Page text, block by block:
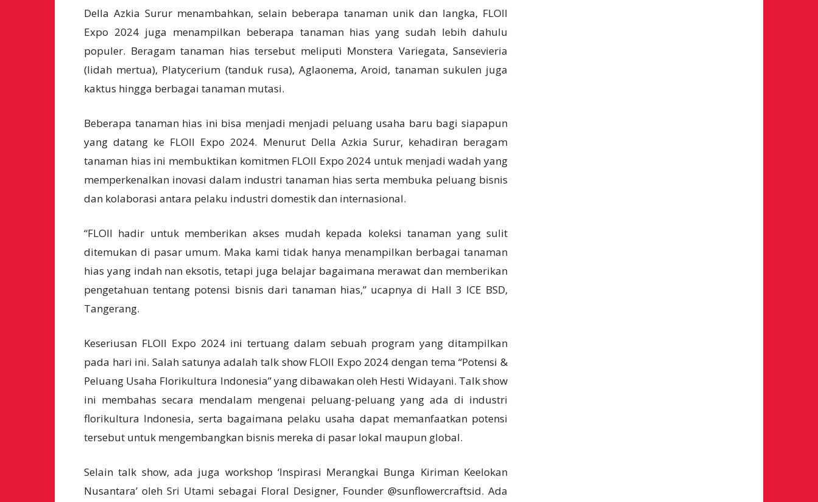
Della Azkia Surur menambahkan, selain beberapa tanaman unik dan langka, FLOII
Expo 2024 juga menampilkan beberapa tanaman hias yang sudah lebih dahulu
populer. Beragam tanaman hias tersebut meliputi Monstera Variegata, Sansevieria
(lidah mertua), Platycerium (tanduk rusa), Aglaonema, Aroid, tanaman sukulen juga
kaktus hingga berbagai tanaman mutasi.
Beberapa tanaman hias ini bisa menjadi menjadi peluang usaha baru bagi siapapun
yang datang ke FLOII Expo 2024. Menurut Della Azkia Surur, kehadiran beragam
tanaman hias ini membuktikan komitmen FLOII Expo 2024 untuk menjadi wadah yang
memperkenalkan inovasi dalam industri tanaman hias serta membuka peluang bisnis
dan kolaborasi antara pelaku industri domestik dan internasional.
“FLOII hadir untuk memberikan akses mudah kepada koleksi tanaman yang sulit
ditemukan di pasar umum. Maka kami tidak hanya menampilkan berbagai tanaman
hias yang indah nan eksotis, tetapi juga belajar bagaimana merawat dan memberikan
pengetahuan tentang potensi bisnis dari tanaman hias,” ucapnya di Hall 3 ICE BSD,
Tangerang.
Keseriusan FLOII Expo 2024 ini tertuang dalam sebuah program yang ditampilkan
pada hari ini. Salah satunya adalah talk show FLOII Expo 2024 dengan tema “Potensi &
Peluang Usaha Florikultura Indonesia” yang dibawakan oleh Hesti Widayani. Talk show
ini membahas secara mendalam mengenai peluang-peluang yang ada di industri
florikultura Indonesia, serta bagaimana pelaku usaha dapat memanfaatkan potensi
tersebut untuk mengembangkan bisnis mereka di pasar lokal maupun global.
Selain talk show, ada juga workshop ‘Inspirasi Merangkai Bunga Kiriman Keelokan
Nusantara’ oleh Sri Utami sebagai Floral Designer, Founder @sunflowercraftsid. Ada